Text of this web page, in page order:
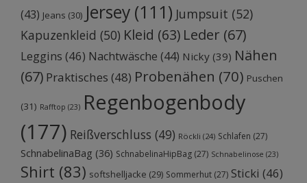
(43) Jeans (30) Jersey (111) Jumpsuit (52)
Kapuzenkleid (50) Kleid (63) Leder (67)
Leggins (46) Nachtwäsche (44) Nicky (39) Nähen
(67) Praktisches (48) Probenähen (70) Puschen
(31) Rafftop (23) Regenbogenbody
(177) Reißverschluss (49) Röckli (24) Schlafen (27)
SchnabelinaBag (36) SchnabelinaHipBag (27) Schnabelinose (23)
Shirt (83) softshelljacke (29) Sommerhut (27) Sticki (46)